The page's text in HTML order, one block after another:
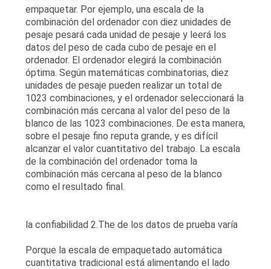
empaquetar. Por ejemplo, una escala de la
combinación del ordenador con diez unidades de
pesaje pesará cada unidad de pesaje y leerá los
datos del peso de cada cubo de pesaje en el
ordenador. El ordenador elegirá la combinación
óptima. Según matemáticas combinatorias, diez
unidades de pesaje pueden realizar un total de
1023 combinaciones, y el ordenador seleccionará la
combinación más cercana al valor del peso de la
blanco de las 1023 combinaciones. De esta manera,
sobre el pesaje fino reputa grande, y es difícil
alcanzar el valor cuantitativo del trabajo. La escala
de la combinación del ordenador toma la
combinación más cercana al peso de la blanco
como el resultado final.
la confiabilidad 2.The de los datos de prueba varía
Porque la escala de empaquetado automática
cuantitativa tradicional está alimentando el lado